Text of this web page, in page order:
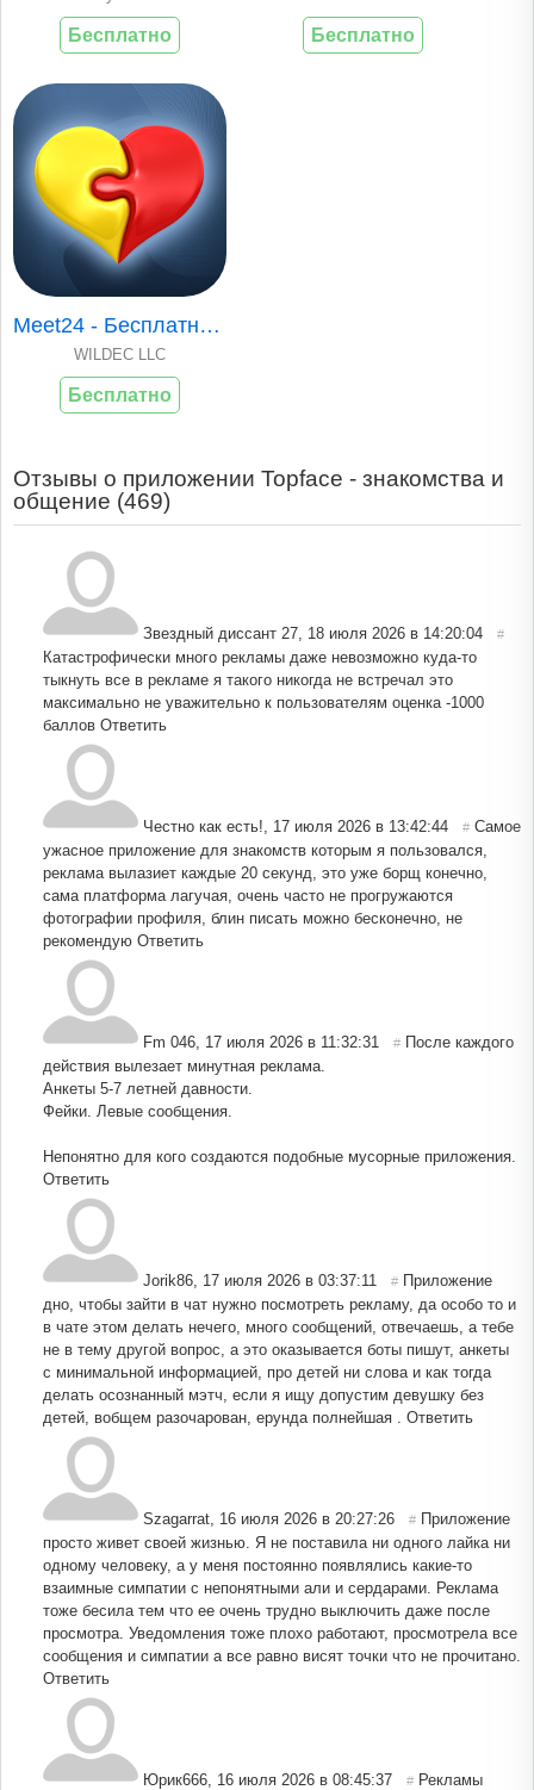
Бесплатно Бесплатно
Meet24 - Бесплатные знакомства
WILDEC LLC
Бесплатно
Отзывы о приложении Topface - знакомства и
общение (469)
Звездный диссант 27 18 июля 2026 в 14:20:04 #
Катастрофически много рекламы даже невозможно куда-то
тыкнуть все в рекламе я такого никогда не встречал это
максимально не уважительно к пользователям оценка -1000
баллов Ответить
Честно как есть! 17 июля 2026 в 13:42:44 # Самое
ужасное приложение для знакомств которым я пользовался,
реклама вылазиет каждые 20 секунд, это уже борщ конечно,
сама платформа лагучая, очень часто не прогружаются
фотографии профиля, блин писать можно бесконечно, не
рекомендую Ответить
Fm 046 17 июля 2026 в 11:32:31 # После каждого
действия вылезает минутная реклама.
Анкеты 5-7 летней давности.
Фейки. Левые сообщения.
Непонятно для кого создаются подобные мусорные приложения.
Ответить
Jorik86 17 июля 2026 в 03:37:11 # Приложение
дно, чтобы зайти в чат нужно посмотреть рекламу, да особо то и
в чате этом делать нечего, много сообщений, отвечаешь, а тебе
не в тему другой вопрос, а это оказывается боты пишут, анкеты
с минимальной информацией, про детей ни слова и как тогда
делать осознанный мэтч, если я ищу допустим девушку без
детей, вобщем разочарован, ерунда полнейшая .
Ответить
Szagarrat 16 июля 2026 в 20:27:26 # Приложение
просто живет своей жизнью. Я не поставила ни одного лайка ни
одному человеку, а у меня постоянно появлялись какие-то
взаимные симпатии с непонятными али и сердарами. Реклама
тоже бесила тем что ее очень трудно выключить даже после
просмотра. Уведомления тоже плохо работают, просмотрела все
сообщения и симпатии а все равно висят точки что не прочитано.
Ответить
Юрик666 16 июля 2026 в 08:45:37 # Рекламы